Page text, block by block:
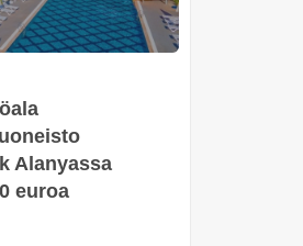
Alanyassa
euroa